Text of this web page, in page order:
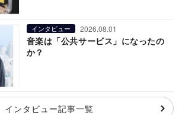
インタビュー 2026.08.01
音楽は「公共サービス」になったの
か？
インタビュー記事一覧